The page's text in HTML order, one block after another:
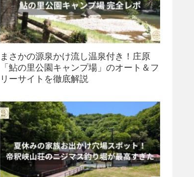
まさかの源泉かけ流し温泉付き！庄原
「鮎の里公園キャンプ場」のオート＆フ
リーサイトを徹底解説